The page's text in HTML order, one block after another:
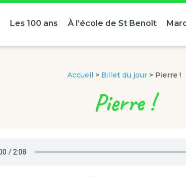
Les 100 ans À l’école de St Benoît
Accueil > Billet du jour > Pierre !
Pierre !